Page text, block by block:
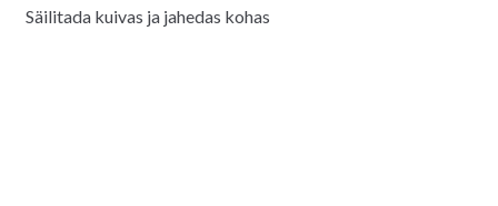
Säilitada kuivas ja jahedas kohas